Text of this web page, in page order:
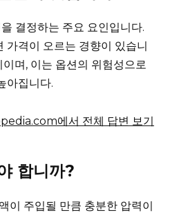
결정하는 주요 요인입니다.
가격이 오르는 경향이 있습니
며, 이는 옵션의 위험성으로
아집니다.
에서 전체 답변 보기
합니까?
이 주입될 만큼 충분한 압력이